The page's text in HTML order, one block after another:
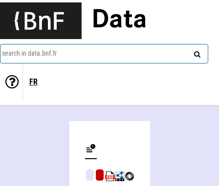
Data
search in data.bnf.fr
FR